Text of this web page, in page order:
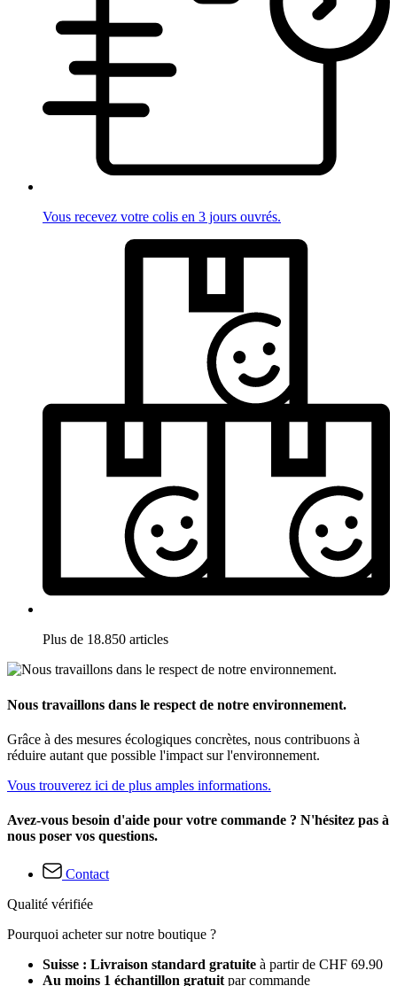
Vous recevez votre colis en 3 jours ouvrés.
Plus de 18.850 articles
Nous travaillons dans le respect de notre environnement.
Grâce à des mesures écologiques concrètes, nous contribuons à
réduire autant que possible l'impact sur l'environnement.
Vous trouverez ici de plus amples informations.
Avez-vous besoin d'aide pour votre commande ? N'hésitez pas à
nous poser vos questions.
Contact
Qualité vérifiée
Pourquoi acheter sur notre boutique ?
Suisse : Livraison standard gratuite à partir de CHF 69.90
Au moins 1 échantillon gratuitpar commande